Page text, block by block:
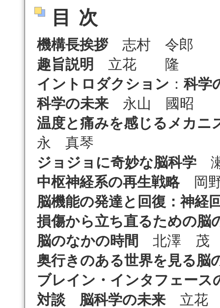
目次
機構長挨拶志村 令郎
趣旨説明
立花 隆
イントロダクション ： 科学
科学の未来永山 國昭
温度と痛みを感じるメカニ
永 真琴
ジョジョに奇妙な脳科学
中枢神経系の再生戦略岡
脳機能の発達と回復：神経
損傷から立ち直るための脳
脳のなかの時間
北澤 茂
奥行きのある世界を見る脳
ブレイン・インタフェース
対談
脳科学の未来立花